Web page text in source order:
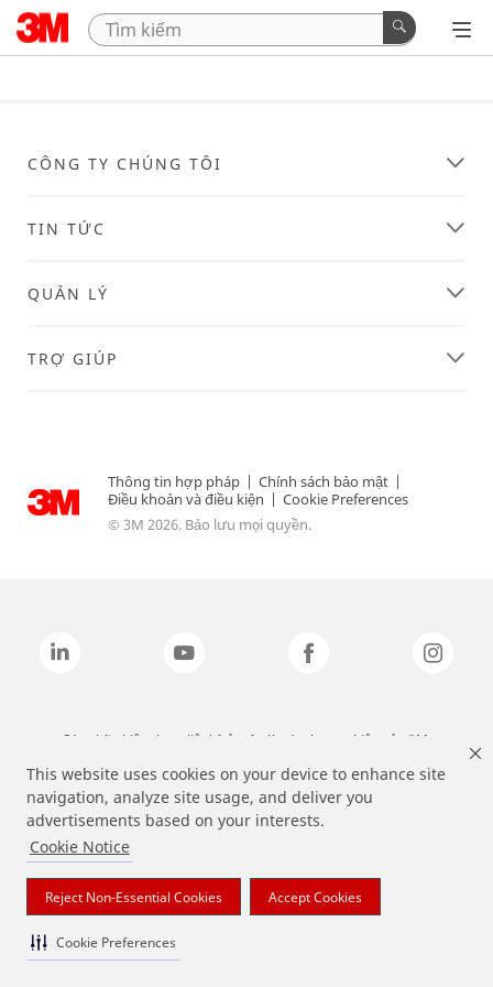
This website uses cookies on your device to enhance site
navigation, analyze site usage, and deliver you
advertisements based on your interests.
Cookie Notice
Reject Non-Essential Cookies Accept Cookies
Cookie Preferences
CÔNG TY CHÚNG TÔI
TIN TỨC
QUẢN LÝ
TRỢ GIÚP
Thông tin hợp pháp | Chính sách bảo mật |
Điều khoản và điều kiện | Cookie Preferences
© 3M 2026. Bảo lưu mọi quyền.
Các nhãn hiệu được liệt kê ở trên là các thương hiệu của 3M.